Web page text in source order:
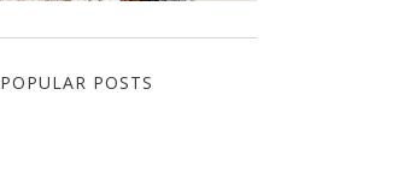
POPULAR POSTS